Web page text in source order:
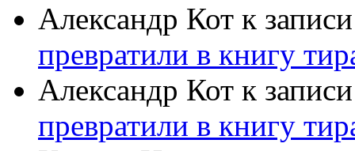
Александр Кот к
превратили в книгу
Александр Кот к
превратили в книгу